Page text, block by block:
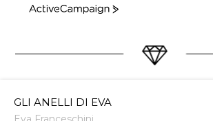
ActiveCampaign
GLI ANELLI DI EVA